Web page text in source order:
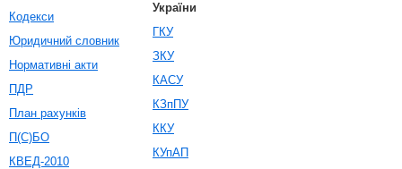
Кодекси
Юридичний словник
Нормативні акти
ПДР
План рахунків
П(С)БО
КВЕД-2010
України
ГКУ
ЗКУ
КАСУ
КЗпПУ
ККУ
КУпАП